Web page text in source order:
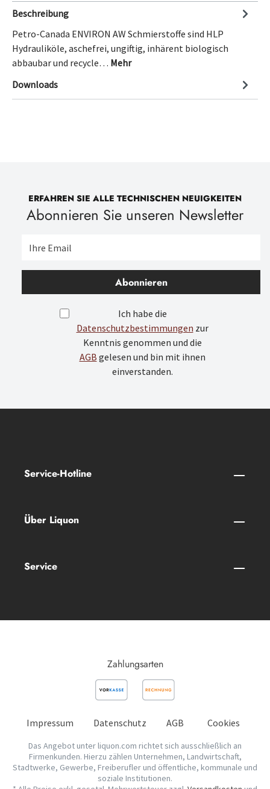
Beschreibung
Petro-Canada ENVIRON AW Schmierstoffe sind HLP
Hydrauliköle, aschefrei, ungiftig, inhärent biologisch
abbaubar und recycle… Mehr
Downloads
ERFAHREN SIE ALLE TECHNISCHEN NEUIGKEITEN
Abonnieren Sie unseren Newsletter
Abonnieren
Ich habe die
Datenschutzbestimmungen zur
Kenntnis genommen und die
AGB gelesen und bin mit ihnen
einverstanden.
Service-Hotline
Über Liquon
Service
Zahlungsarten
Impressum Datenschutz AGB Cookies
Das Angebot unter liquon.com richtet sich ausschließlich an
Firmenkunden. Hierzu zählen Unternehmen, Landwirtschaft,
Stadtwerke, Gewerbe, Freiberufler und öffentliche, kommunale und
soziale Institutionen.